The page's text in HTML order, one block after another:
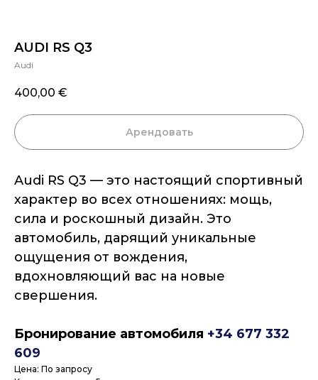
AUDI RS Q3
Audi
400,00 €
Арендовать
Audi RS Q3 — это настоящий спортивный
характер во всех отношениях: мощь,
сила и роскошный дизайн. Это
автомобиль, дарящий уникальные
ощущения от вождения,
вдохновляющий вас на новые
свершения.
Бронирование автомобиля +34 677 332
609
Цена: По запросу